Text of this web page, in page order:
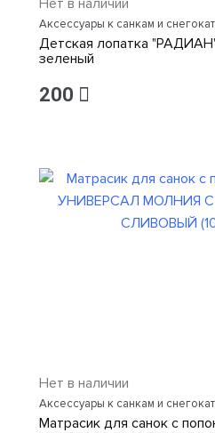
Нет в наличии
Аксессуары к санкам и
Детская лопатка
зеленый
200
Нет в наличии
Аксессуары к санкам и
Матрасик для санок с